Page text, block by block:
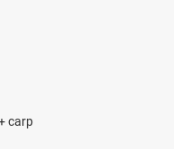
carp